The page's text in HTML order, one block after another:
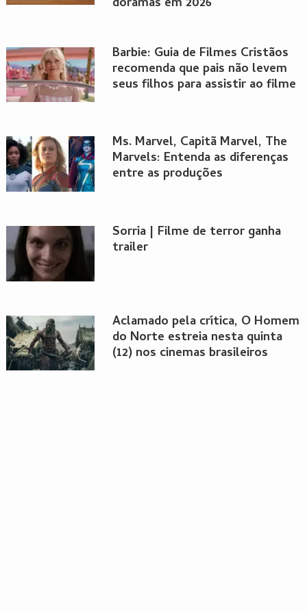
Barbie: Guia de Filmes Cristãos
recomenda que pais não levem
seus filhos para assistir ao filme
Ms. Marvel, Capitã Marvel, The
Marvels: Entenda as diferenças
entre as produções
Sorria | Filme de terror ganha
trailer
Aclamado pela crítica, O Homem
do Norte estreia nesta quinta
(12) nos cinemas brasileiros